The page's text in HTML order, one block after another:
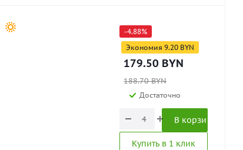
-4.88%
Экономия 9.20 BYN
179.50 BYN
188.70BYN
Достаточно
В корзину
Купить в 1 клик